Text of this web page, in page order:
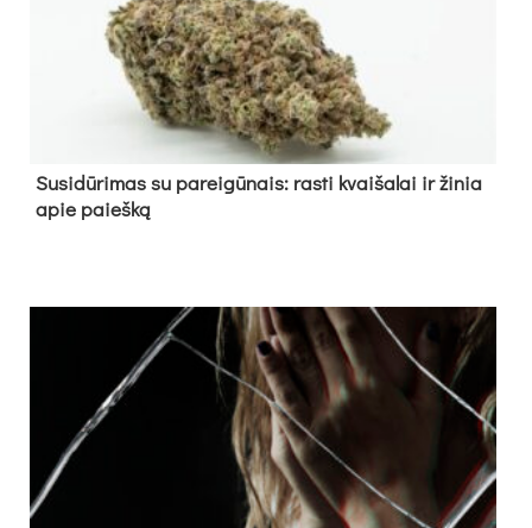
Su­si­dū­ri­mas su pa­rei­gū­nais: ras­ti kvai­ša­lai ir ži­nia
apie paieš­ką